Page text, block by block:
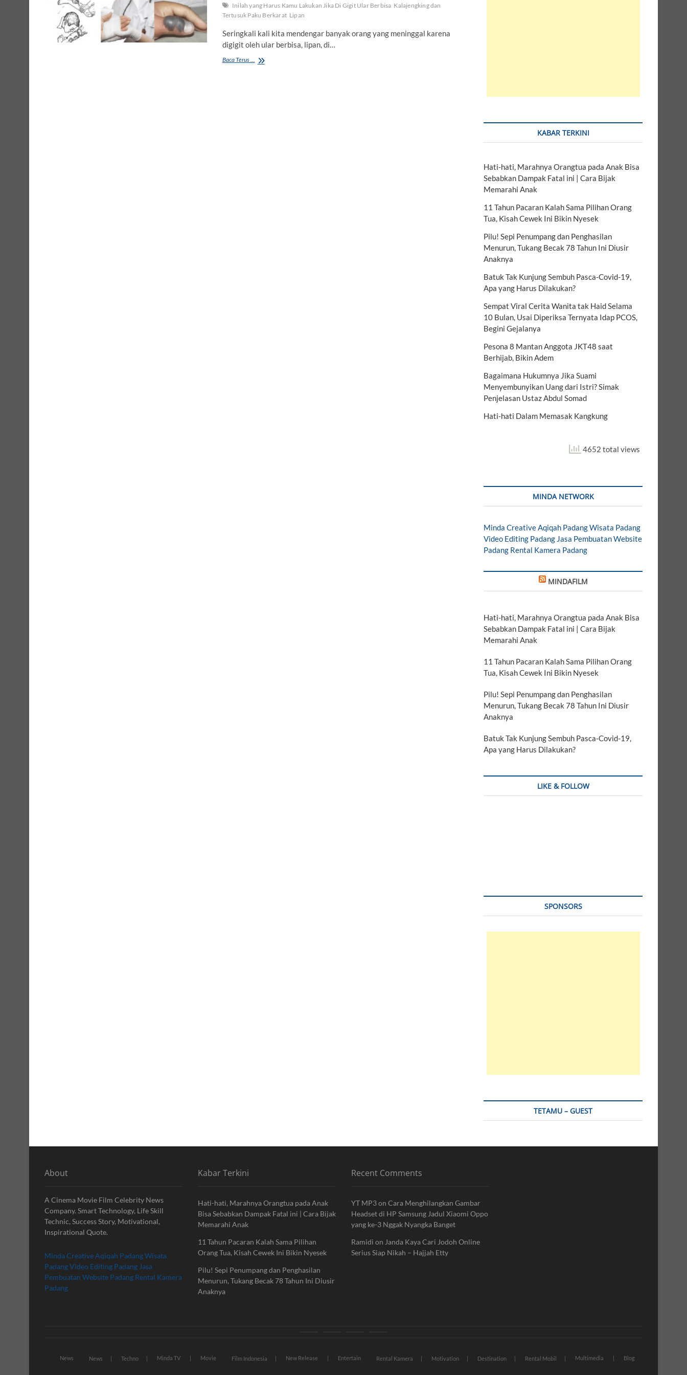
Inilah yang Harus Kamu Lakukan Jika Di Gigit Ular Berbisa Kalajengking dan
Tertusuk Paku Berkarat Lipan
Seringkali kali kita mendengar banyak orang yang meninggal karena
digigit oleh ular berbisa, lipan, di…
Baca Terus ... Inilah
KABAR TERKINI
Hati-hati, Marahnya Orangtua pada Anak Bisa
Sebabkan Dampak Fatal ini | Cara Bijak
Memarahi Anak
11 Tahun Pacaran Kalah Sama Pilihan Orang
Tua, Kisah Cewek Ini Bikin Nyesek
Pilu! Sepi Penumpang dan Penghasilan
Menurun, Tukang Becak 78 Tahun Ini Diusir
Anaknya
Batuk Tak Kunjung Sembuh Pasca-Covid-19,
Apa yang Harus Dilakukan?
Sempat Viral Cerita Wanita tak Haid Selama
10 Bulan, Usai Diperiksa Ternyata Idap PCOS,
Begini Gejalanya
Pesona 8 Mantan Anggota JKT48 saat
Berhijab, Bikin Adem
Bagaimana Hukumnya Jika Suami
Menyembunyikan Uang dari Istri? Simak
Penjelasan Ustaz Abdul Somad
Hati-hati Dalam Memasak Kangkung
4652 total views
MINDA NETWORK
Minda CreativeAqiqah PadangWisata Padang
Video Editing Padang Jasa Pembuatan Website
Padang Rental Kamera Padang
MINDAFILM
Hati-hati, Marahnya Orangtua pada Anak Bisa
Sebabkan Dampak Fatal ini | Cara Bijak
Memarahi Anak
11 Tahun Pacaran Kalah Sama Pilihan Orang
Tua, Kisah Cewek Ini Bikin Nyesek
Pilu! Sepi Penumpang dan Penghasilan
Menurun, Tukang Becak 78 Tahun Ini Diusir
Anaknya
Batuk Tak Kunjung Sembuh Pasca-Covid-19,
Apa yang Harus Dilakukan?
LIKE & FOLLOW
SPONSORS
TETAMU – GUEST
About
A Cinema Movie Film Celebrity News
Company. Smart Technology, Life Skill
Technic, Success Story, Motivational,
Inspirational Quote.
Minda CreativeAqiqah PadangWisata
PadangVideo Editing Padang Jasa
Pembuatan Website Padang Rental Kamera
Padang
Kabar Terkini
Hati-hati, Marahnya Orangtua pada Anak
Bisa Sebabkan Dampak Fatal ini | Cara Bijak
Memarahi Anak
11 Tahun Pacaran Kalah Sama Pilihan
Orang Tua, Kisah Cewek Ini Bikin Nyesek
Pilu! Sepi Penumpang dan Penghasilan
Menurun, Tukang Becak 78 Tahun Ini Diusir
Anaknya
Recent Comments
YT MP3on Cara Menghilangkan Gambar
Headset di HP Samsung Jadul Xiaomi Oppo
yang ke-3 Nggak Nyangka Banget
Ramidi on Janda Kaya Cari Jodoh Online
Serius Siap Nikah – Hajjah Etty
News News Techno Minda TV Movie Film Indonesia New Release Entertain Rental Kamera Motivation Destination Rental Mobil Multimedia Blog